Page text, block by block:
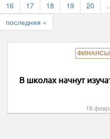
16
17 18 19 20
последняя »
ФИНАНСЫ
В школах начнут
16